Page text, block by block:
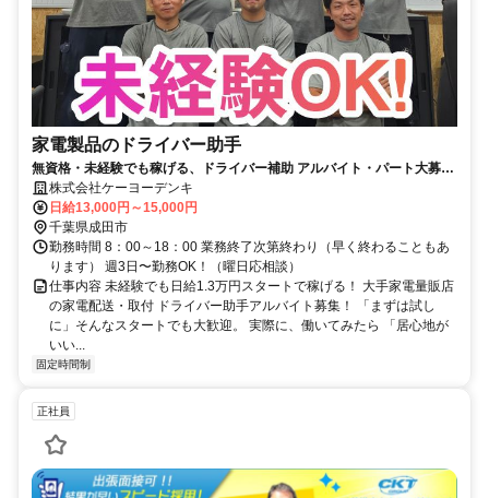
家電製品のドライバー助手
無資格・未経験でも稼げる、ドライバー補助 アルバイト・パート大募
集！ 週3日～勤務
株式会社ケーヨーデンキ
日給13,000円～15,000円
千葉県成田市
勤務時間 8：00～18：00 業務終了次第終わり（早く終わることもあ
ります） 週3日〜勤務OK！（曜日応相談）
仕事内容 未経験でも日給1.3万円スタートで稼げる！ 大手家電量販店
の家電配送・取付 ドライバー助手アルバイト募集！ 「まずは試し
に」そんなスタートでも大歓迎。 実際に、働いてみたら 「居心地が
いい...
固定時間制
正社員